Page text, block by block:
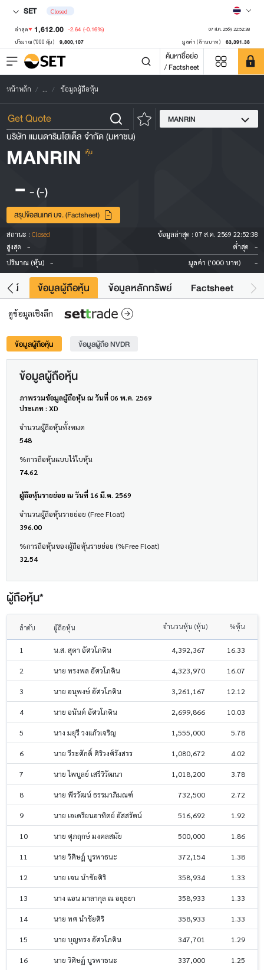
SET Closed
ล่าสุด 1,612.00 -2.64 (-0.16%) 07 ส.ค. 2569 22:52:38
ปริมาณ ('000 หุ้น) 9,800,107 มูลค่า (ล้านบาท) 63,391.38
ค้นหาชื่อย่อ
/ Factsheet
หน้าหลัก ... ข้อมูลผู้ถือหุ้น
MANRIN
บริษัท แมนดารินโฮเต็ล จำกัด (มหาชน)
MANRIN หุ้น
- -(-)
สรุปข้อสนเทศ บจ. (Factsheet)
สถานะ : Closed ข้อมูลล่าสุด : 07 ส.ค. 2569 22:52:38
สูงสุด
- ต่ำสุด -
ปริมาณ (หุ้น) - มูลค่า ('000 บาท) -
ยชน์ ข้อมูลผู้ถือหุ้น ข้อมูลหลักทรัพย์ Factsheet
ดูข้อมูลเชิงลึก
ข้อมูลผู้ถือหุ้น ข้อมูลผู้ถือ NVDR
ข้อมูลผู้ถือหุ้น
ภาพรวมข้อมูลผู้ถือหุ้น ณ วันที่ 06 พ.ค. 2569
ประเภท : XD
จำนวนผู้ถือหุ้นทั้งหมด
548
%การถือหุ้นแบบไร้ใบหุ้น
74.62
ผู้ถือหุ้นรายย่อย ณ วันที่ 16 มี.ค. 2569
จำนวนผู้ถือหุ้นรายย่อย (Free Float)
396.00
%การถือหุ้นของผู้ถือหุ้นรายย่อย (%Free Float)
32.54
ผู้ถือหุ้น*
ลำดับ ผู้ถือหุ้น จำนวนหุ้น (หุ้น) %หุ้น
1 น.ส. สุดา อัศวโภคิน 4,392,367 16.33
2 นาย ทรงพล อัศวโภคิน 4,323,970 16.07
3 นาย อนุพงษ์ อัศวโภคิน 3,261,167 12.12
4 นาย อนันต์ อัศวโภคิน 2,699,866 10.03
5 นาง มยุรี วงแก้วเจริญ 1,555,000 5.78
6 นาย วีระศักดิ์ ศิริวงศ์รังสรร 1,080,672 4.02
7 นาย ไพบูลย์ เสรีวิวัฒนา 1,018,200 3.78
8 นาย พีรวัฒน์ ธรรมาภิมณฑ์ 732,500 2.72
9 นาย เอเดรียนอาทิตย์ อัสสรัตน์ 516,692 1.92
10 นาย ศุภฤกษ์ มงคลสมัย 500,000 1.86
11 นาย วิศิษฎ์ บูรพาธนะ 372,154 1.38
12 นาย เจน นำชัยศิริ 358,934 1.33
13 นาง แอน มาลากุล ณ อยุธยา 358,933 1.33
14 นาย ทศ นำชัยศิริ 358,933 1.33
15 นาย บุญทรง อัศวโภคิน 347,701 1.29
16 นาย วิศิษฏ์ บูรพาธนะ 337,000 1.25